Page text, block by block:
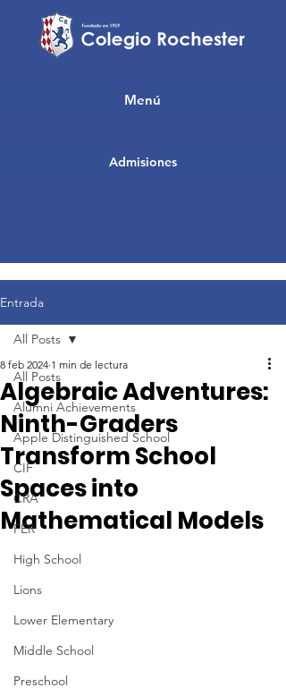
Admisiones
Menú
Entrada
All Posts
Alumni Achievements
Apple Distinguished School
CIF
CRA
FER
High School
Lions
Lower Elementary
Middle School
Preschool
All Posts
Algebraic Adventures:
Ninth-Graders
Transform School
Spaces into
Mathematical Models
8 feb 2024 1 min de lectura